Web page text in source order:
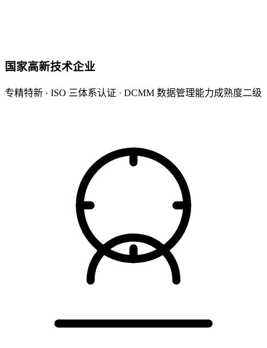
国家高新技术企业
专精特新 · ISO 三体系认证 · DCMM 数据管理能力成熟度二级